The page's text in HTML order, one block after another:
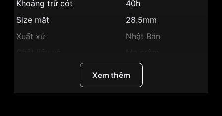
Khoảng trữ cót
40h
Size mặt
28.5mm
Xuất xứ
Nhật Bản
Chất liệu vỏ
Mặt vuông
Bạc
Xem thêm